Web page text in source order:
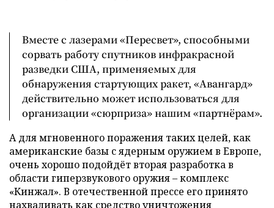
Вместе с лазерами «Пересвет», способными
сорвать работу спутников инфракрасной
разведки США, применяемых для
обнаружения стартующих ракет, «Авангард»
действительно может использоваться для
организации «сюрприза» нашим «партнёрам».
А для мгновенного поражения таких целей, как
американские базы с ядерным оружием в Европе,
очень хорошо подойдёт вторая разработка в
области гиперзвукового оружия – комплекс
«Кинжал». В отечественной прессе его принято
нахваливать как средство уничтожения